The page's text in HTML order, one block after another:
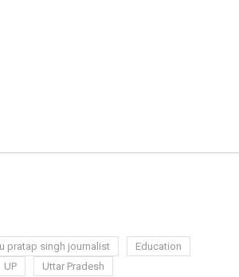
pratap singh journalist
Education
UP Uttar Pradesh